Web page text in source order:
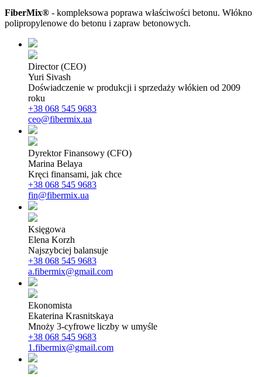
FiberMix® - kompleksowa poprawa właściwości betonu. Włókno
polipropylenowe do betonu i zapraw betonowych.
Director (CEO)
Yuri Sivash
Doświadczenie w produkcji i sprzedaży włókien od 2009
roku
+38 068 545 9683
ceo@fibermix.ua
Dyrektor Finansowy (CFO)
Marina Belaya
Kręci finansami, jak chce
+38 068 545 9683
fin@fibermix.ua
Księgowa
Elena Korzh
Najszybciej balansuje
+38 068 545 9683
a.fibermix@gmail.com
Ekonomista
Ekaterina Krasnitskaya
Mnoży 3-cyfrowe liczby w umyśle
+38 068 545 9683
1.fibermix@gmail.com